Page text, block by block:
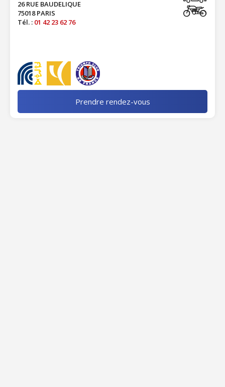
26 RUE BAUDELIQUE
75018 PARIS
Tél. : 01 42 23 62 76
Prendre rendez-vous